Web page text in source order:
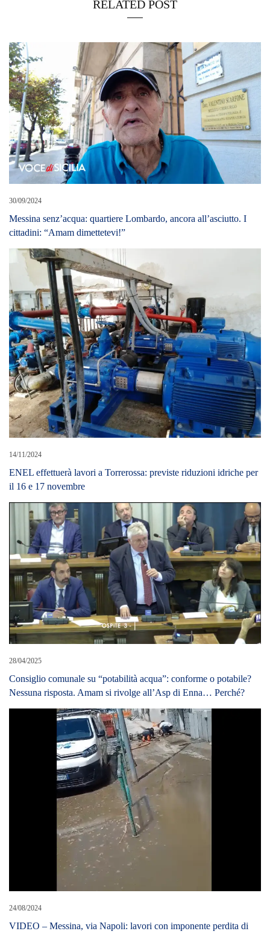
RELATED POST
30/09/2024
Messina senz’acqua: quartiere Lombardo, ancora all’asciutto. I
cittadini: “Amam dimettetevi!”
14/11/2024
ENEL effettuerà lavori a Torrerossa: previste riduzioni idriche per
il 16 e 17 novembre
28/04/2025
Consiglio comunale su “potabilità acqua”: conforme o potabile?
Nessuna risposta. Amam si rivolge all’Asp di Enna… Perché?
24/08/2024
VIDEO – Messina, via Napoli: lavori con imponente perdita di